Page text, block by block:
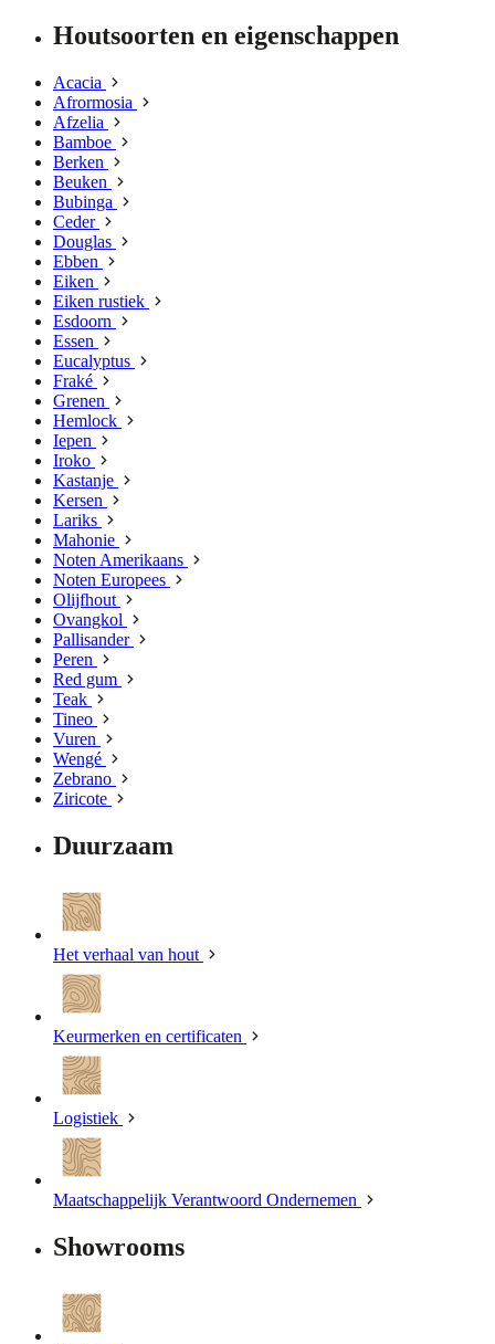
Houtsoorten en eigenschappen
Acacia
Afrormosia
Afzelia
Bamboe
Berken
Beuken
Bubinga
Ceder
Douglas
Ebben
Eiken
Eiken rustiek
Esdoorn
Essen
Eucalyptus
Fraké
Grenen
Hemlock
Iepen
Iroko
Kastanje
Kersen
Lariks
Mahonie
Noten Amerikaans
Noten Europees
Olijfhout
Ovangkol
Pallisander
Peren
Red gum
Teak
Tineo
Vuren
Wengé
Zebrano
Ziricote
Duurzaam
Het verhaal van hout
Keurmerken en certificaten
Logistiek
Maatschappelijk Verantwoord Ondernemen
Showrooms